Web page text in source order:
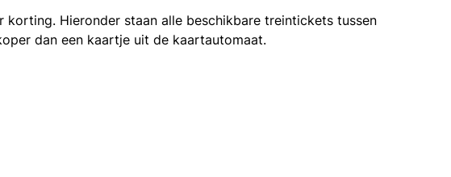
Hieronder staan alle beschikbare treintickets tussen
dan een kaartje uit de kaartautomaat.